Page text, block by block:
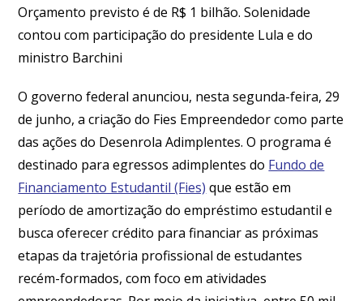
Orçamento previsto é de R$ 1 bilhão. Solenidade
contou com participação do presidente Lula e do
ministro Barchini
O governo federal anunciou, nesta segunda-feira, 29
de junho, a criação do Fies Empreendedor como parte
das ações do Desenrola Adimplentes. O programa é
destinado para egressos adimplentes do Fundo de
Financiamento Estudantil (Fies) que estão em
período de amortização do empréstimo estudantil e
busca oferecer crédito para financiar as próximas
etapas da trajetória profissional de estudantes
recém-formados, com foco em atividades